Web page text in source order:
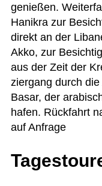
genie­ßen.
Hanikra zur
direkt an der
Akko, zur
aus der Zeit der
zier­gang durch
Basar, der
ha­fen. Rück­fahrt
auf Anfrage